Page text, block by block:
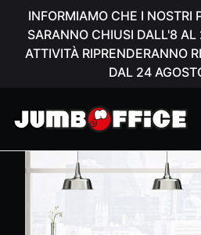
INFORMIAMO CHE I NOSTRI
SARANNO CHIUSI DALL'8 AL
ATTIVITÀ RIPRENDERANNO
DAL 24